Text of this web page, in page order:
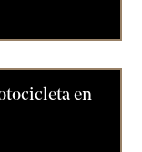
en